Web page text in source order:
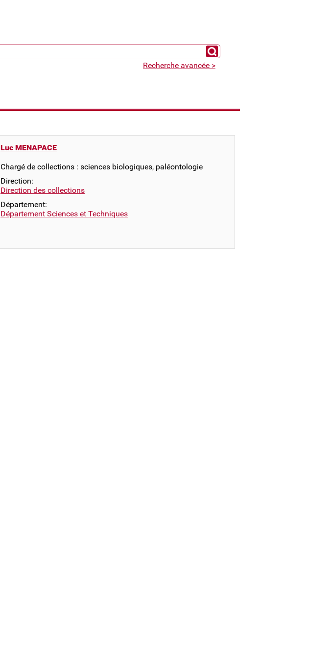
Chercher un expert
Recherche avancée >
Luc MENAPACE
Chargé de collections : sciences biologiques, paléontologie
Direction:
Direction des collections
Département:
Département Sciences et Techniques